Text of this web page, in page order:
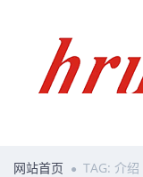
网站首页 TAG: 介绍